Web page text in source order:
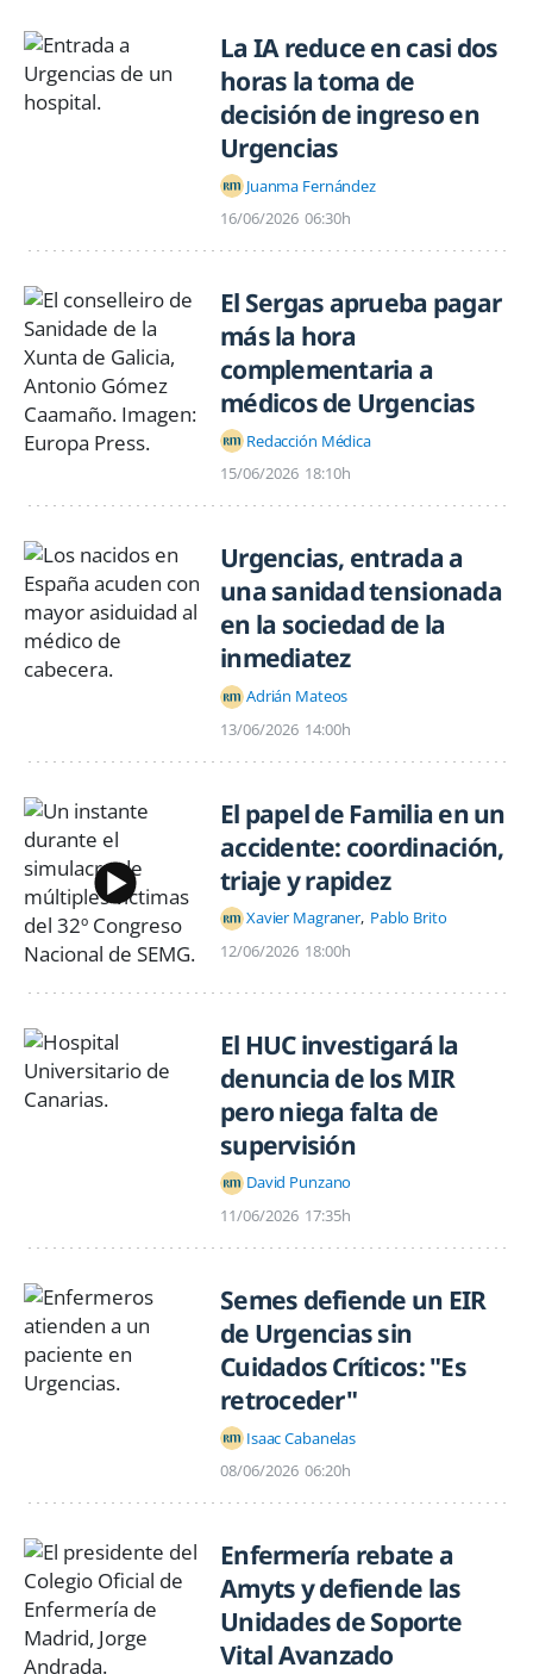
La IA reduce en casi dos
horas la toma de
decisión de ingreso en
Urgencias
Juanma Fernández
16/06/2026 06:30h
El Sergas aprueba pagar
más la hora
complementaria a
médicos de Urgencias
Redacción Médica
15/06/2026 18:10h
Urgencias, entrada a
una sanidad tensionada
en la sociedad de la
inmediatez
Adrián Mateos
13/06/2026 14:00h
El papel de Familia en un
accidente: coordinación,
triaje y rapidez
Xavier Magraner Pablo Brito
12/06/2026 18:00h
El HUC investigará la
denuncia de los MIR
pero niega falta de
supervisión
David Punzano
11/06/2026 17:35h
Semes defiende un EIR
de Urgencias sin
Cuidados Críticos: "Es
retroceder"
Isaac Cabanelas
08/06/2026 06:20h
Enfermería rebate a
Amyts y defiende las
Unidades de Soporte
Vital Avanzado